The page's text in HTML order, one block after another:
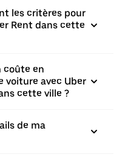
les critères pour
Rent dans cette
coûte en
voiture avec Uber
cette ville ?
de ma